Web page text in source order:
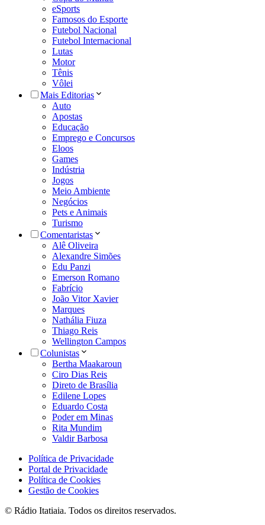
eSports
Famosos do Esporte
Futebol Nacional
Futebol Internacional
Lutas
Motor
Tênis
Vôlei
Mais Editorias
Auto
Apostas
Educação
Emprego e Concursos
Eloos
Games
Indústria
Jogos
Meio Ambiente
Negócios
Pets e Animais
Turismo
Comentaristas
Alê Oliveira
Alexandre Simões
Edu Panzi
Emerson Romano
Fabrício
João Vitor Xavier
Marques
Nathália Fiuza
Thiago Reis
Wellington Campos
Colunistas
Bertha Maakaroun
Ciro Dias Reis
Direto de Brasília
Edilene Lopes
Eduardo Costa
Poder em Minas
Rita Mundim
Valdir Barbosa
Política de Privacidade
Portal de Privacidade
Política de Cookies
Gestão de Cookies
© Rádio Itatiaia. Todos os direitos reservados.